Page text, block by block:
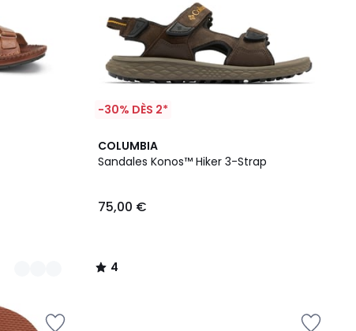
-30% DÈS 2*
COLUMBIA
Sandales Konos™ Hiker 3-Strap
75,00 €
4
/
4
/